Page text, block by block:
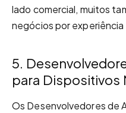
lado comercial, muitos
negócios por
5.
para Dispositivos
Os Desenvolvedores de